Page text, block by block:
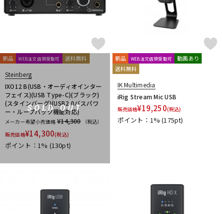
SYNTHOGY
TAC SYSTEM
tc electronic
TC helicon
Teenage Engineering
Thrustmaster
UDG u-he（ユーヒー） UJAM
Universal Audio
unknown
UVI Vengeance Sound VI Labs
VIENNA
Vital Arts
WAVES
Whirlwind XFER RECORDS xlnaudio
YAMAHA
ZAOR ZOOM
他
1st PLACE 360 Reality Audio
RELAB Development
FREQPORT
Glorious
cmf by NOTHING
SOLD OUT
新品 WEB注文店頭受取可 送料無料
Steinberg
IXO12 B(USB・オーディオインター
フェイス)(USB Type-C)(ブラック)
(スタインバーグ)(USB2.0バスパワ
ー・ループバック機能対応)
メーカー希望小売価格 ¥14,300
（税込）
販売価格¥14,300(税込)
ポイント：1% (130pt)
新品 WEB注文店頭受取可
動画あり
送料無料
IK Multimedia
iRig Stream Mic USB
販売価格¥19,250(税込)
ポイント：1%(175pt)